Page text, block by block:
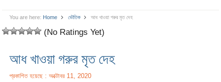
You are here: Home ভৌতিক আধ খাওয়া গরুর মৃত দেহ
(No Ratings Yet)
আধ খাওয়া গরুর মৃত দেহ
প্রকাশিত হয়েছে : অক্টোবর 11, 2020